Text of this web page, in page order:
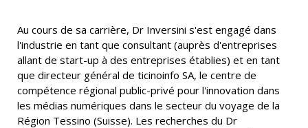
Au cours de sa carrière, Dr Inversini s'est engagé dans
l'industrie en tant que consultant (auprès d'entreprises
allant de start-up à des entreprises établies) et en tant
que directeur général de ticinoinfo SA, le centre de
compétence régional public-privé pour l'innovation dans
les médias numériques dans le secteur du voyage de la
Région Tessino (Suisse). Les recherches du Dr